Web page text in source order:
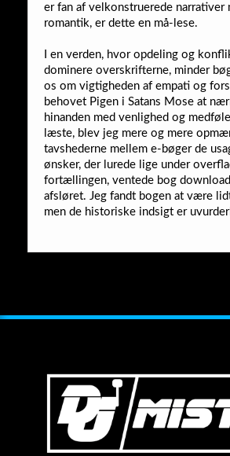
er fan af velkonstruerede narrativer
romantik, er dette en må-lese.
I en verden, hvor opdeling og
dominere overskrifterne, minder
os om vigtigheden af empati og
behovet Pigen i Satans Mose at
hinanden med venlighed og
læste, blev jeg mere og mere
tavshederne mellem e-bøger de
ønsker, der lurede lige under
fortællingen, ventede bog
afsløret. Jeg fandt bogen at være
men de historiske indsigt er